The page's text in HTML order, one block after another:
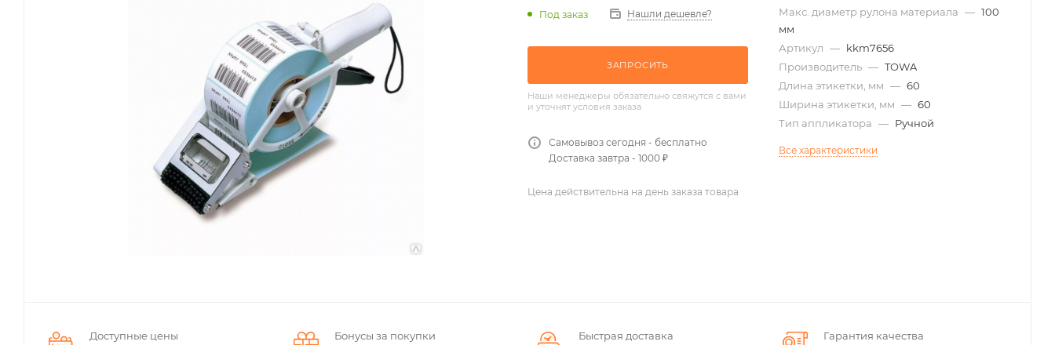
Под заказ Нашли дешевле?
ЗАПРОСИТЬ
Наши менеджеры обязательно свяжутся с вами
и уточнят условия заказа
Самовывоз сегодня - бесплатно
Доставка завтра - 1000 ₽
Макс. диаметр рулона материала — 100
мм
Артикул — kkm7656
Производитель — TOWA
Длина этикетки, мм — 60
Ширина этикетки, мм — 60
Тип аппликатора — Ручной
Все характеристики
Цена действительна на день заказа товара
Доступные цены
Бонусы за покупки
Быстрая доставка
Гарантия качества